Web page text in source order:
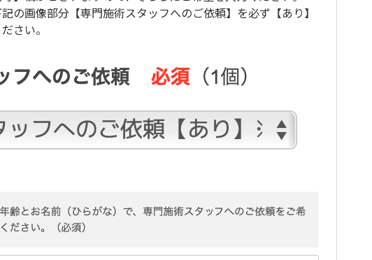
の画像部分【専門施術スタッフへのご依頼】を必ず【あり】
さい。